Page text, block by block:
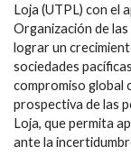
Loja (UTPL) con el
Organización de las
lograr un
sociedades
compromiso global
prospectiva de las
Loja, que permita
ante la